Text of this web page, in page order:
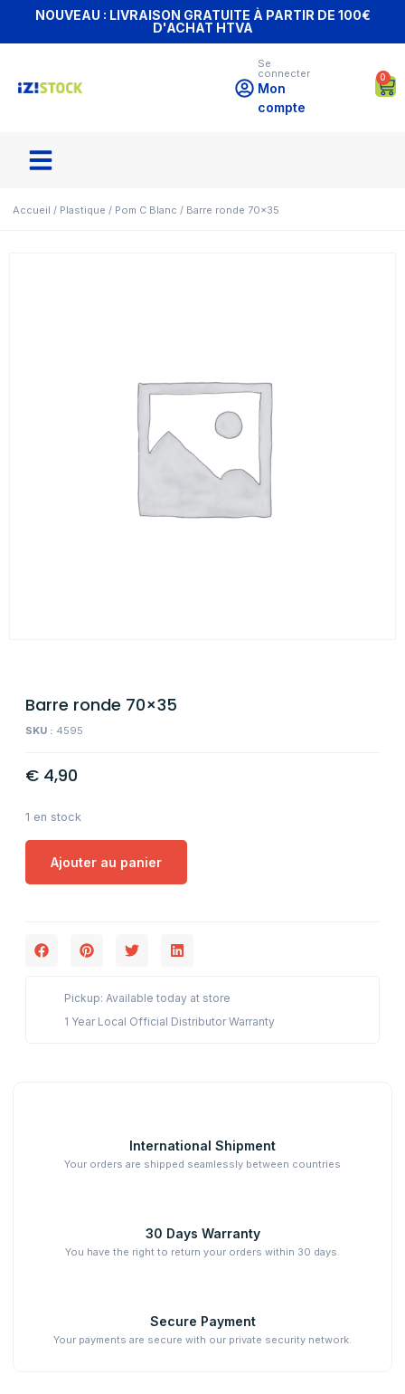
NOUVEAU : LIVRAISON GRATUITE À PARTIR DE 100€
D'ACHAT HTVA
Se
connecter
Mon
compte
0
Accueil / Plastique / Pom C Blanc / Barre ronde 70×35
Barre ronde 70×35
SKU : 4595
€ 4,90
1 en stock
Ajouter au panier
Pickup: Available today at store
1 Year Local Official Distributor Warranty
International Shipment
Your orders are shipped seamlessly between countries
30 Days Warranty
You have the right to return your orders within 30 days.
Secure Payment
Your payments are secure with our private security network.